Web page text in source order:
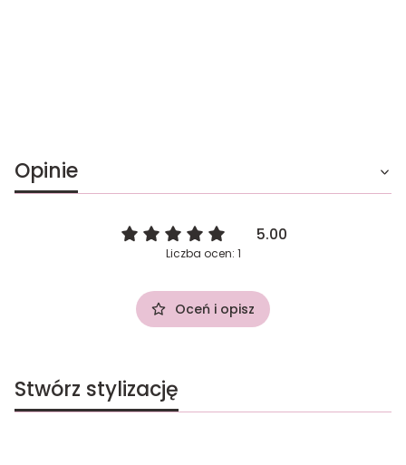
Opinie
5.00
Liczba ocen: 1
Oceń i opisz
Stwórz stylizację